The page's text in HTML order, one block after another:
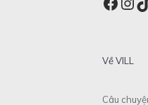
Về VILL
Câu